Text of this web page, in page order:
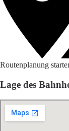
Routenplanung
Lage des